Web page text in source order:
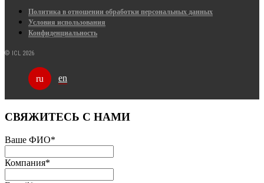
Политика в отношении обработки персональных данных
Условия использования
Конфиденциальность
© ICL 2026
ru en
СВЯЖИТЕСЬ С НАМИ
Ваше ФИО*
Компания*